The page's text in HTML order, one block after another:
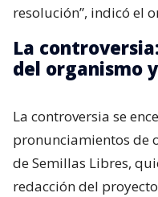
resolución”, indicó el
La
del organismo
La controversia se
pronunciamientos de
de Semillas Libres,
redacción del